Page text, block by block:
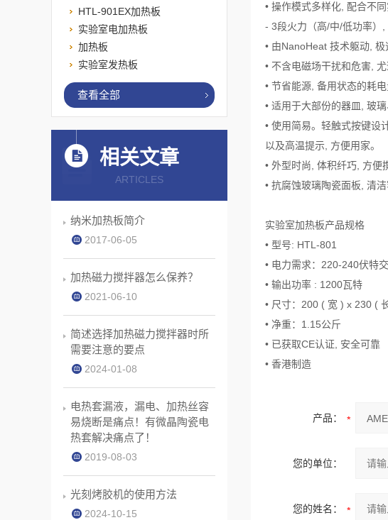
• 操作模式多样化, 配合不同
- 3段火力（高/中/低功率）,
• 由NanoHeat 技术躯动,
• 不含电磁场干扰和危害,
• 节省能源, 备用状态的耗电
• 适用于大部份的器皿, 玻
• 使用简易。轻触式按键设
以及高温提示, 方便用家。
• 外型时尚, 体积纤巧, 方便
• 抗腐蚀玻璃陶瓷面板, 清洁
实验室加热板产品规格
• 型号: HTL-801
• 电力需求：220-240伏特
• 输出功率 : 1200瓦特
• 尺寸：200 ( 宽 ) x 230 (
• 净重：1.15公斤
• 已获取CE认证, 安全可靠
• 香港制造
产品：
您的单位：
您的姓名：
HTL-901EX加热板
实验室电加热板
加热板
实验室发热板
查看全部
相关文章
ARTICLES
纳米加热板简介
2017-06-05
加热磁力搅拌器怎么保养？
2021-06-10
简述选择加热磁力搅拌器时所
需要注意的要点
2024-01-08
电热套漏液，漏电、加热丝容
易烧断是痛点！有微晶陶瓷电
热套解决痛点了！
2019-08-03
光刻烤胶机的使用方法
2024-10-15